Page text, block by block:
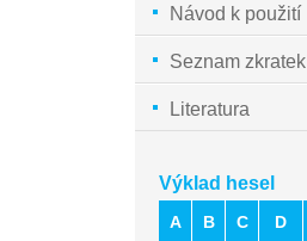
Návod k použití
Seznam zkratek
Literatura
Výklad hesel
A B C D